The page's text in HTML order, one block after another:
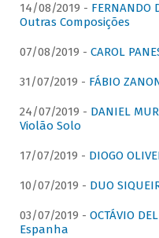
14/08/2019 -
Outras Composições
07/08/2019 - CAROL
31/07/2019 - FÁBIO
24/07/2019 - DANIEL
Violão Solo
17/07/2019 - DIOGO
10/07/2019 - DUO
03/07/2019 - OCTÁVIO
Espanha